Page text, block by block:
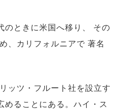
のときに米国へ移り、 その
、カリフォルニアで 著名
ッツ・フルート社を設立す
めることにある。ハイ・ス